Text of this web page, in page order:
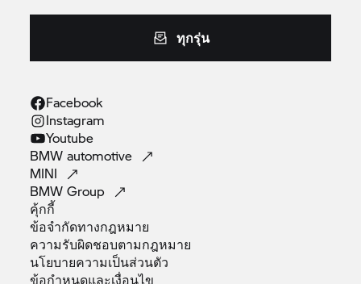
ทุกรุ่น
Facebook
Instagram
Youtube
BMWautomotive
MINI
BMWGroup
คุ้กกี้
ข้อจำกัดทางกฎหมาย
ความรับผิดชอบตามกฎหมาย
นโยบายความเป็นส่วนตัว
ข้อกำหนดและเงื่อนไข